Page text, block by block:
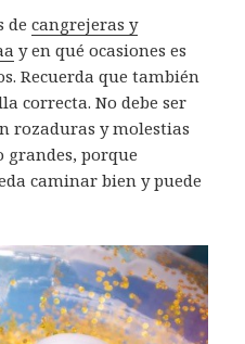
decangrejeras y
y en qué ocasiones es
Recuerda que también
correcta. No debe ser
rozaduras y molestias
grandes, porque
caminar bien y puede